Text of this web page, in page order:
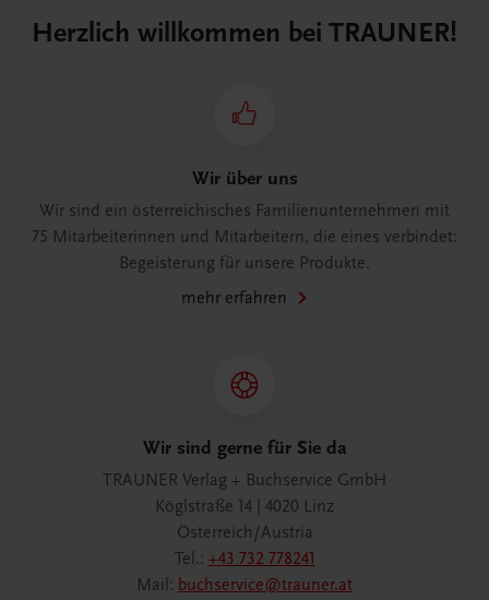
Herzlich willkommen bei TRAUNER!
Wir über uns
Wir sind ein österreichisches Familienunternehmen mit
75 Mitarbeiterinnen und Mitarbeitern, die eines verbindet:
Begeisterung für unsere Produkte.
mehr erfahren
Wir sind gerne für Sie da
TRAUNER Verlag + Buchservice GmbH
Köglstraße 14 | 4020 Linz
Österreich/Austria
Tel.: +43 732 778241
Mail: buchservice@trauner.at